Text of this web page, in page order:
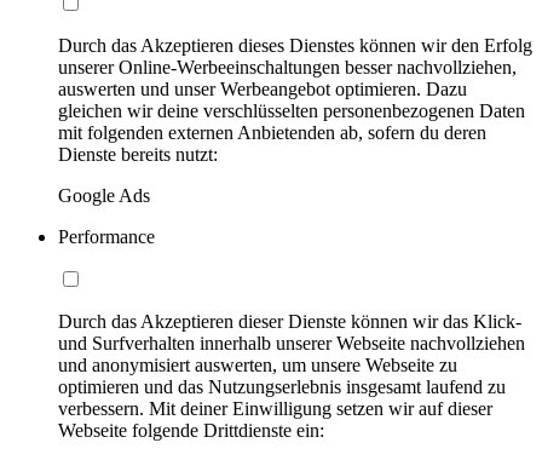
Durch das Akzeptieren dieses Dienstes können wir den Erfolg
unserer Online-Werbeeinschaltungen besser nachvollziehen,
auswerten und unser Werbeangebot optimieren. Dazu
gleichen wir deine verschlüsselten personenbezogenen Daten
mit folgenden externen Anbietenden ab, sofern du deren
Dienste bereits nutzt:
Google Ads
Performance
Durch das Akzeptieren dieser Dienste können wir das Klick-
und Surfverhalten innerhalb unserer Webseite nachvollziehen
und anonymisiert auswerten, um unsere Webseite zu
optimieren und das Nutzungserlebnis insgesamt laufend zu
verbessern. Mit deiner Einwilligung setzen wir auf dieser
Webseite folgende Drittdienste ein: